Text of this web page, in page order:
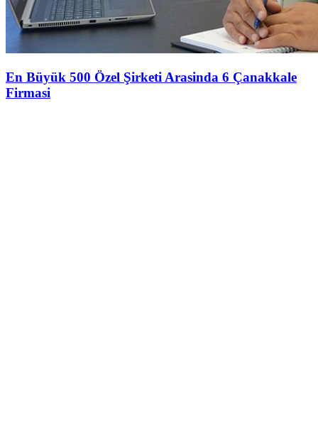
En Büyük 500 Özel Şirketi Arasinda 6 Çanakkale
Firmasi